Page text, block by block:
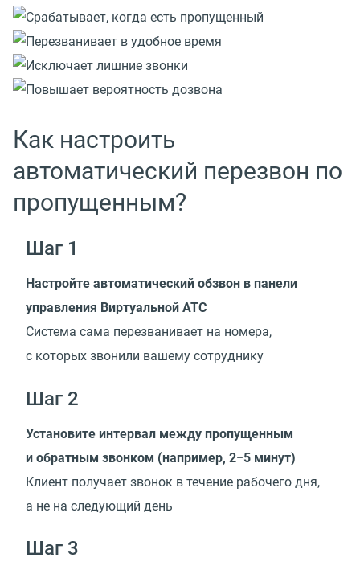
Как настроить
автоматический перезвон по
пропущенным?
Шаг 1
Настройте автоматический обзвон в панели
управления Виртуальной АТС
Система сама перезванивает на номера,
с которых звонили вашему сотруднику
Шаг 2
Установите интервал между пропущенным
и обратным звонком (например, 2−5 минут)
Клиент получает звонок в течение рабочего дня,
а не на следующий день
Шаг 3